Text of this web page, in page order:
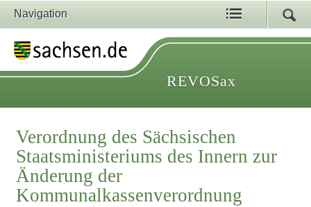
Navigation
REVOSax
Verordnung des Sächsischen
Staatsministeriums des Innern zur
Änderung der
Kommunalkassenverordnung